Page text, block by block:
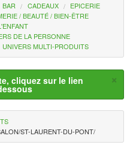
BAR CADEAUX
EPICERIE
/ BEAUTÉ / BIEN-ÊTRE
DE LA PERSONNE
UNIVERS MULTI-PRODUITS
cliquez sur le lien ×
ST-LAURENT-DU-PONT/